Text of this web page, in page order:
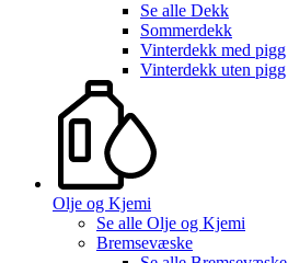
Se alle Dekk
Sommerdekk
Vinterdekk med pigg
Vinterdekk uten pigg
Olje og Kjemi
Se alle Olje og Kjemi
Bremsevæske